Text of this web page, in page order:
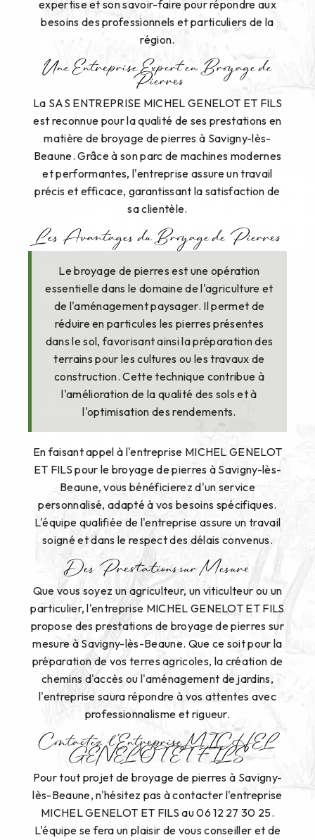
expertise et son savoir-faire pour répondre aux
besoins des professionnels et particuliers de la
région.
Une Entreprise Expert en Broyage de
Pierres
La SAS ENTREPRISE MICHEL GENELOT ET FILS
est reconnue pour la qualité de ses prestations en
matière de broyage de pierres à Savigny-lès-
Beaune. Grâce à son parc de machines modernes
et performantes, l'entreprise assure un travail
précis et efficace, garantissant la satisfaction de
sa clientèle.
Les Avantages du Broyage de Pierres
Le broyage de pierres est une opération
essentielle dans le domaine de l'agriculture et
de l'aménagement paysager. Il permet de
réduire en particules les pierres présentes
dans le sol, favorisant ainsi la préparation des
terrains pour les cultures ou les travaux de
construction. Cette technique contribue à
l'amélioration de la qualité des sols et à
l'optimisation des rendements.
En faisant appel à l'entreprise MICHEL GENELOT
ET FILS pour le broyage de pierres à Savigny-lès-
Beaune, vous bénéficierez d'un service
personnalisé, adapté à vos besoins spécifiques.
L'équipe qualifiée de l'entreprise assure un travail
soigné et dans le respect des délais convenus.
Des Prestations sur Mesure
Que vous soyez un agriculteur, un viticulteur ou un
particulier, l'entreprise MICHEL GENELOT ET FILS
propose des prestations de broyage de pierres sur
mesure à Savigny-lès-Beaune. Que ce soit pour la
préparation de vos terres agricoles, la création de
chemins d'accès ou l'aménagement de jardins,
l'entreprise saura répondre à vos attentes avec
professionnalisme et rigueur.
Contactez l'Entreprise MICHEL
GENELOT ET FILS
Pour tout projet de broyage de pierres à Savigny-
lès-Beaune, n'hésitez pas à contacter l'entreprise
MICHEL GENELOT ET FILS au 06 12 27 30 25.
L'équipe se fera un plaisir de vous conseiller et de